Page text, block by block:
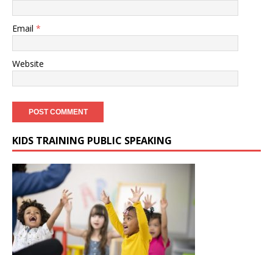
Email *
Website
KIDS TRAINING PUBLIC SPEAKING